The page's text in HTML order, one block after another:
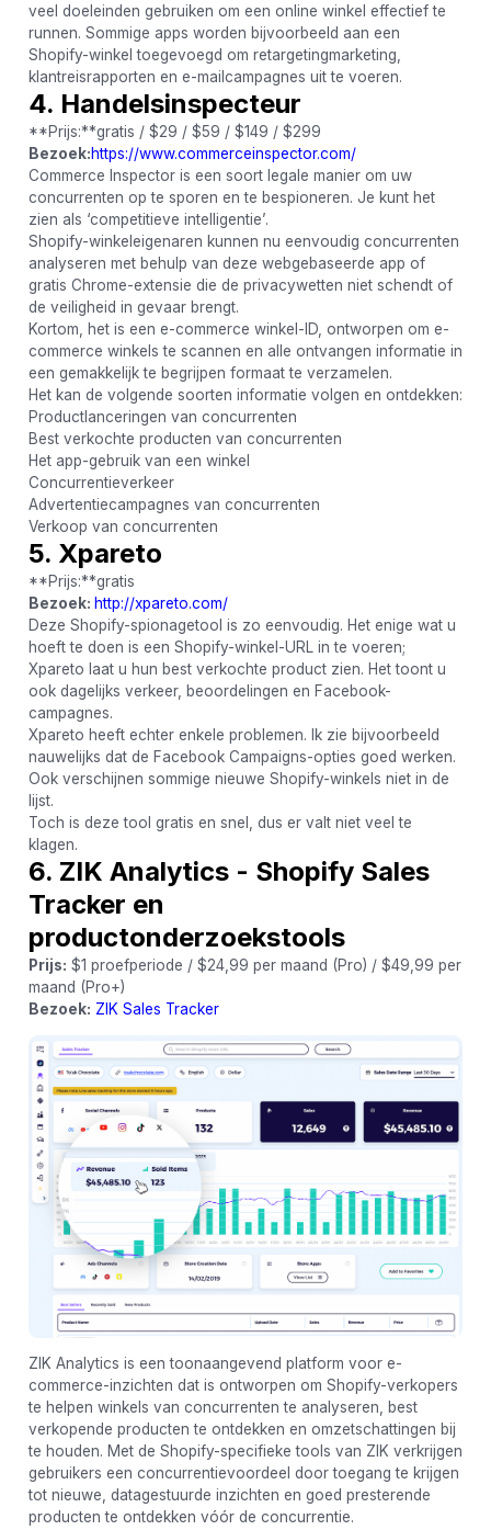
veel doeleinden gebruiken om een ​​online winkel effectief te
runnen. Sommige apps worden bijvoorbeeld aan een
Shopify-winkel toegevoegd om retargetingmarketing,
klantreisrapporten en e-mailcampagnes uit te voeren.
4. Handelsinspecteur
**Prijs:**gratis / $29 / $59 / $149 / $299
Bezoek:https://www.commerceinspector.com/
Commerce Inspector is een soort legale manier om uw
concurrenten op te sporen en te bespioneren. Je kunt het
zien als ‘competitieve intelligentie’.
Shopify-winkeleigenaren kunnen nu eenvoudig concurrenten
analyseren met behulp van deze webgebaseerde app of
gratis Chrome-extensie die de privacywetten niet schendt of
de veiligheid in gevaar brengt.
Kortom, het is een e-commerce winkel-ID, ontworpen om e-
commerce winkels te scannen en alle ontvangen informatie in
een gemakkelijk te begrijpen formaat te verzamelen.
Het kan de volgende soorten informatie volgen en ontdekken:
Productlanceringen van concurrenten
Best verkochte producten van concurrenten
Het app-gebruik van een winkel
Concurrentieverkeer
Advertentiecampagnes van concurrenten
Verkoop van concurrenten
5. Xpareto
**Prijs:**gratis
Bezoek: http://xpareto.com/
Deze Shopify-spionagetool is zo eenvoudig. Het enige wat u
hoeft te doen is een Shopify-winkel-URL in te voeren;
Xpareto laat u hun best verkochte product zien. Het toont u
ook dagelijks verkeer, beoordelingen en Facebook-
campagnes.
Xpareto heeft echter enkele problemen. Ik zie bijvoorbeeld
nauwelijks dat de Facebook Campaigns-opties goed werken.
Ook verschijnen sommige nieuwe Shopify-winkels niet in de
lijst.
Toch is deze tool gratis en snel, dus er valt niet veel te
klagen.
6. ZIK Analytics - Shopify Sales
Tracker en
productonderzoekstools
Prijs: $1 proefperiode / $24,99 per maand (Pro) / $49,99 per
maand (Pro+)
Bezoek: ZIK Sales Tracker
ZIK Analytics is een toonaangevend platform voor e-
commerce-inzichten dat is ontworpen om Shopify-verkopers
te helpen winkels van concurrenten te analyseren, best
verkopende producten te ontdekken en omzetschattingen bij
te houden. Met de Shopify-specifieke tools van ZIK verkrijgen
gebruikers een concurrentievoordeel door toegang te krijgen
tot nieuwe, datagestuurde inzichten en goed presterende
producten te ontdekken vóór de concurrentie.